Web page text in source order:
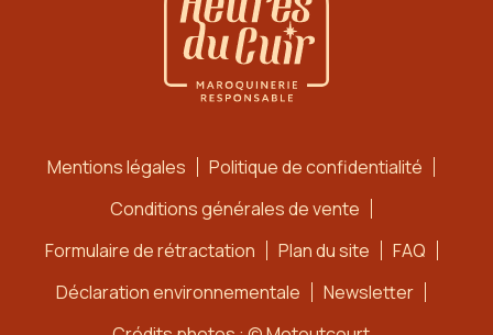
Mentions légales
Politique de confidentialité
Conditions générales de vente
Formulaire de rétractation
Plan du site
FAQ
Déclaration environnementale
Newsletter